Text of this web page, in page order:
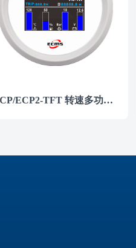
ECP/ECP2-TFT 转速多功能仪表